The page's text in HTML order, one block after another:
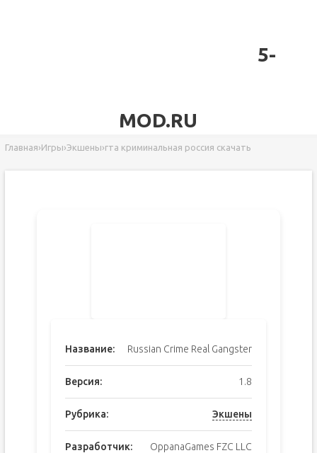
5-
MOD.RU
Главная›Игры›Экшены›гта криминальная россия скачать
Название: Russian Crime Real Gangster
Версия: 1.8
Рубрика: Экшены
Разработчик: OppanaGames FZC LLC